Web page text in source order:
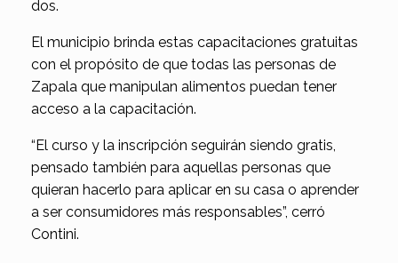
dos.
El municipio brinda estas capacitaciones gratuitas
con el propósito de que todas las personas de
Zapala que manipulan alimentos puedan tener
acceso a la capacitación.
“El curso y la inscripción seguirán siendo gratis,
pensado también para aquellas personas que
quieran hacerlo para aplicar en su casa o aprender
a ser consumidores más responsables”, cerró
Contini.